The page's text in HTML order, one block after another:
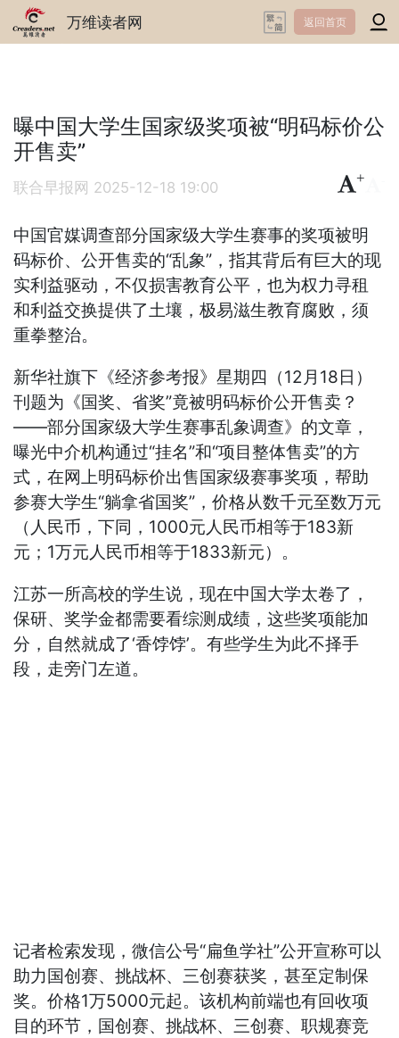
万维读者网 返回首页
曝中国大学生国家级奖项被“明码标价公
开售卖”
联合早报网 2025-12-18 19:00
+
中国官媒调查部分国家级大学生赛事的奖项被明
码标价、公开售卖的“乱象”，指其背后有巨大的现
实利益驱动，不仅损害教育公平，也为权力寻租
和利益交换提供了土壤，极易滋生教育腐败，须
重拳整治。
新华社旗下《经济参考报》星期四（12月18日）
刊题为《国奖、省奖”竟被明码标价公开售卖？
——部分国家级大学生赛事乱象调查》的文章，
曝光中介机构通过“挂名”和“项目整体售卖”的方
式，在网上明码标价出售国家级赛事奖项，帮助
参赛大学生“躺拿省国奖”，价格从数千元至数万元
（人民币，下同，1000元人民币相等于183新
元；1万元人民币相等于1833新元）。
江苏一所高校的学生说，现在中国大学太卷了，
保研、奖学金都需要看综测成绩，这些奖项能加
分，自然就成了‘香饽饽’。有些学生为此不择手
段，走旁门左道。
记者检索发现，微信公号“扁鱼学社”公开宣称可以
助力国创赛、挑战杯、三创赛获奖，甚至定制保
奖。价格1万5000元起。该机构前端也有回收项
目的环节，国创赛、挑战杯、三创赛、职规赛竞